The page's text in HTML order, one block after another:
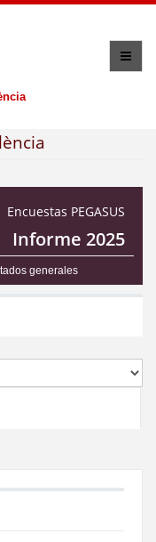
Encuestas PEGASUS
Informe 2025
generales